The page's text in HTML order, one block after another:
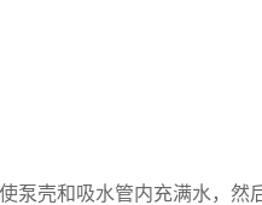
泵壳和吸水管内充满水，然